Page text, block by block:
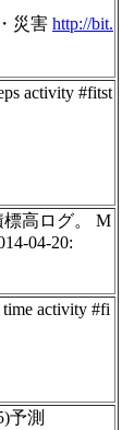
災害 http://bit.
activity #fitst
高ログ。 M
04-20:
activity #fi
予測